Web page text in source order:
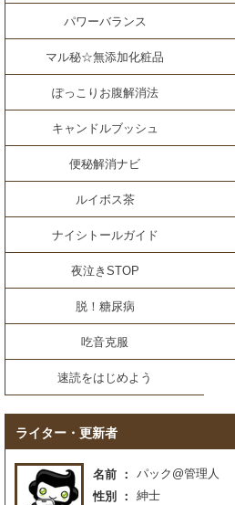
パワーバランス
マル秘☆無添加化粧品
ぽっこりお腹解消法
キャンドルブッシュ
便秘解消ナビ
ルイボス茶
ナイシトールガイド
夜泣きSTOP
脱！糖尿病
吃音克服
速読をはじめよう
ライター・更新者
名前
パック@管理人
性別
紳士